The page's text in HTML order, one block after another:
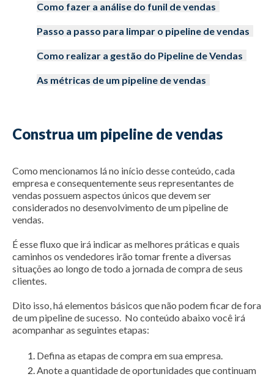
Como fazer a análise do funil de vendas
Passo a passo para limpar o pipeline de vendas
Como realizar a gestão do Pipeline de Vendas
As métricas de um pipeline de vendas
Construa um pipeline de vendas
Como mencionamos lá no início desse conteúdo, cada
empresa e consequentemente seus representantes de
vendas possuem aspectos únicos que devem ser
considerados no desenvolvimento de um pipeline de
vendas.
É esse fluxo que irá indicar as melhores práticas e quais
caminhos os vendedores irão tomar frente a diversas
situações ao longo de todo a jornada de compra de seus
clientes.
Dito isso, há elementos básicos que não podem ficar de fora
de um pipeline de sucesso. No conteúdo abaixo você irá
acompanhar as seguintes etapas:
Defina as etapas de compra em sua empresa.
Anote a quantidade de oportunidades que continuam